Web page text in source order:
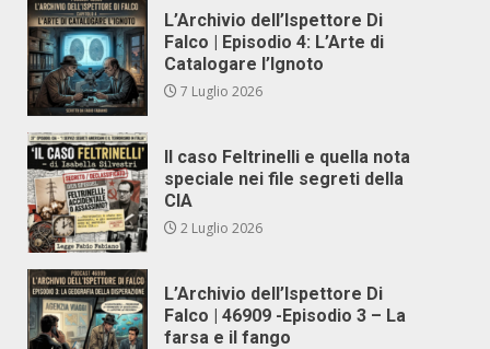
L’Archivio dell’Ispettore Di
Falco | Episodio 4: L’Arte di
Catalogare l’Ignoto
7 Luglio 2026
Il caso Feltrinelli e quella nota
speciale nei file segreti della
CIA
2 Luglio 2026
L’Archivio dell’Ispettore Di
Falco | 46909 -Episodio 3 – La
farsa e il fango